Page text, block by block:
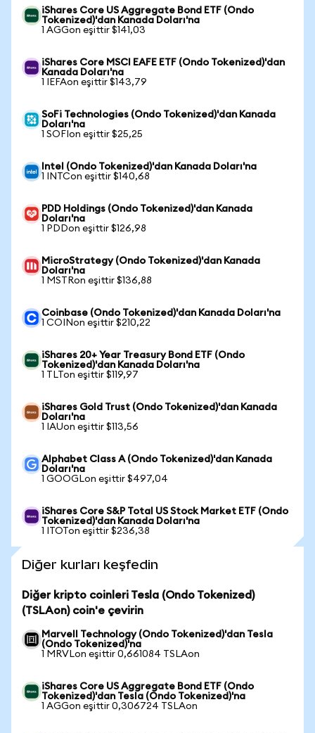
iShares Core US Aggregate Bond ETF (Ondo
Tokenized)'dan Kanada Doları'na
1 AGGon eşittir $141,03
iShares Core MSCI EAFE ETF (Ondo Tokenized)'dan
Kanada Doları'na
1 IEFAon eşittir $143,79
SoFi Technologies (Ondo Tokenized)'dan Kanada
Doları'na
1 SOFIon eşittir $25,25
Intel (Ondo Tokenized)'dan Kanada Doları'na
1 INTCon eşittir $140,68
PDD Holdings (Ondo Tokenized)'dan Kanada
Doları'na
1 PDDon eşittir $126,98
MicroStrategy (Ondo Tokenized)'dan Kanada
Doları'na
1 MSTRon eşittir $136,88
Coinbase (Ondo Tokenized)'dan Kanada Doları'na
1 COINon eşittir $210,22
iShares 20+ Year Treasury Bond ETF (Ondo
Tokenized)'dan Kanada Doları'na
1 TLTon eşittir $119,97
iShares Gold Trust (Ondo Tokenized)'dan Kanada
Doları'na
1 IAUon eşittir $113,56
Alphabet Class A (Ondo Tokenized)'dan Kanada
Doları'na
1 GOOGLon eşittir $497,04
iShares Core S&P Total US Stock Market ETF (Ondo
Tokenized)'dan Kanada Doları'na
1 ITOTon eşittir $236,38
Diğer kurları keşfedin
Diğer kripto coinleri Tesla (Ondo Tokenized)
(TSLAon) coin'e çevirin
Marvell Technology (Ondo Tokenized)'dan Tesla
(Ondo Tokenized)'na
1 MRVLon eşittir 0,661084 TSLAon
iShares Core US Aggregate Bond ETF (Ondo
Tokenized)'dan Tesla (Ondo Tokenized)'na
1 AGGon eşittir 0,306724 TSLAon